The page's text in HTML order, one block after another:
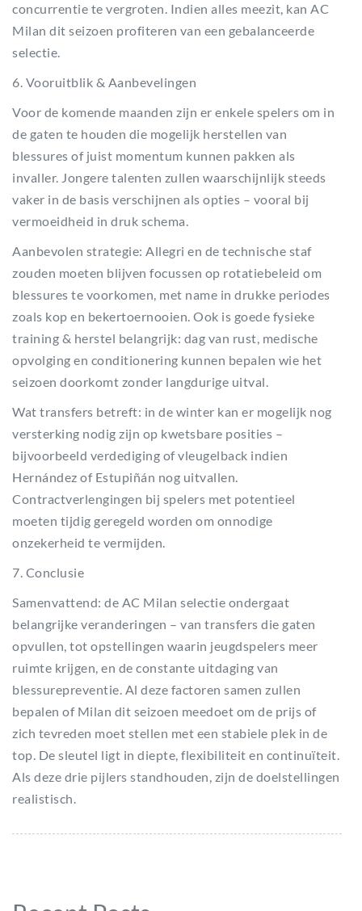
concurrentie te vergroten. Indien alles meezit, kan AC
Milan dit seizoen profiteren van een gebalanceerde
selectie.
6. Vooruitblik & Aanbevelingen
Voor de komende maanden zijn er enkele spelers om in
de gaten te houden die mogelijk herstellen van
blessures of juist momentum kunnen pakken als
invaller. Jongere talenten zullen waarschijnlijk steeds
vaker in de basis verschijnen als opties – vooral bij
vermoeidheid in druk schema.
Aanbevolen strategie: Allegri en de technische staf
zouden moeten blijven focussen op rotatiebeleid om
blessures te voorkomen, met name in drukke periodes
zoals kop­ en bekertoernooien. Ook is goede fysieke
training & herstel belangrijk: dag van rust, medische
opvolging en conditionering kunnen bepalen wie het
seizoen doorkomt zonder langdurige uitval.
Wat transfers betreft: in de winter kan er mogelijk nog
versterking nodig zijn op kwetsbare posities –
bijvoorbeeld verdediging of vleugelback indien
Hernández of Estupiñán nog uitvallen.
Contractverlengingen bij spelers met potentieel
moeten tijdig geregeld worden om onnodige
onzekerheid te vermijden.
7. Conclusie
Samenvattend: de AC Milan selectie ondergaat
belangrijke veranderingen – van transfers die gaten
opvullen, tot opstellingen waarin jeugdspelers meer
ruimte krijgen, en de constante uitdaging van
blessurepreventie. Al deze factoren samen zullen
bepalen of Milan dit seizoen meedoet om de prijs of
zich tevreden moet stellen met een stabiele plek in de
top. De sleutel ligt in diepte, flexibiliteit en continuïteit.
Als deze drie pijlers standhouden, zijn de doelstellingen
realistisch.